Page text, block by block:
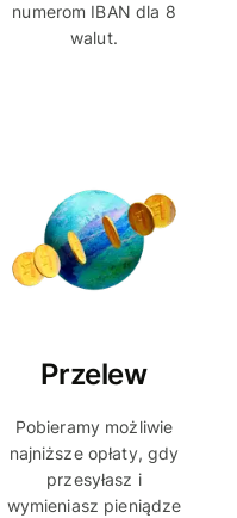
numerom IBAN dla 8
walut.
Przelew
Pobieramy możliwie
najniższe opłaty, gdy
przesyłasz i
wymieniasz pieniądze